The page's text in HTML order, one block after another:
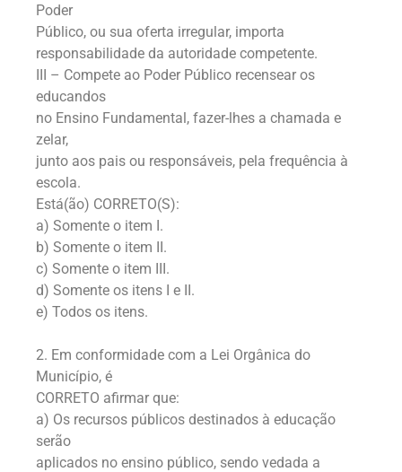
Poder
Público, ou sua oferta irregular, importa
responsabilidade da autoridade competente.
III – Compete ao Poder Público recensear os
educandos
no Ensino Fundamental, fazer-lhes a chamada e
zelar,
junto aos pais ou responsáveis, pela frequência à
escola.
Está(ão) CORRETO(S):
a) Somente o item I.
b) Somente o item II.
c) Somente o item III.
d) Somente os itens I e II.
e) Todos os itens.
2. Em conformidade com a Lei Orgânica do
Município, é
CORRETO afirmar que:
a) Os recursos públicos destinados à educação
serão
aplicados no ensino público, sendo vedada a